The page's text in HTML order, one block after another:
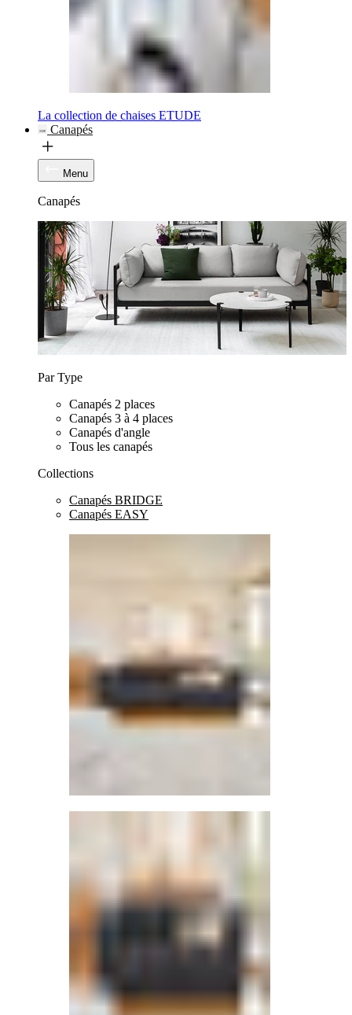
La collection de chaises ETUDE
Canapés
Menu
Canapés
Par Type
Canapés 2 places
Canapés 3 à 4 places
Canapés d'angle
Tous les canapés
Collections
Canapés BRIDGE
Canapés EASY